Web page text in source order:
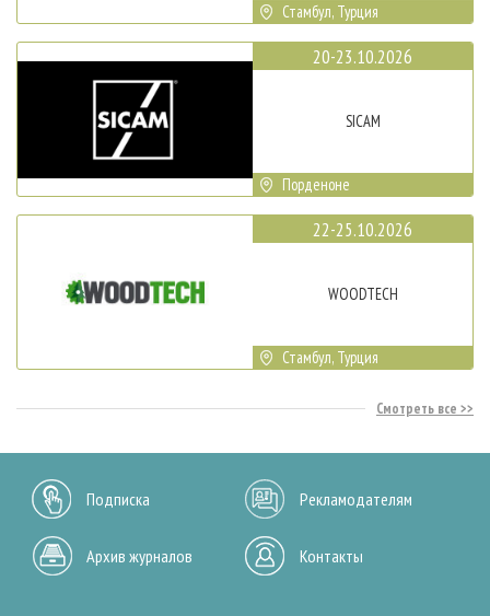
Стамбул, Турция
20-23.10.2026
SICAM
Порденоне
22-25.10.2026
WOODTECH
Стамбул, Турция
Смотреть все
Подписка Рекламодателям
Архив журналов Контакты